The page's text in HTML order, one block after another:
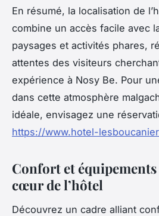
En résumé, la localisation de
combine un accès facile avec
paysages et activités phares,
attentes des visiteurs
expérience à Nosy Be. Pour
dans cette atmosphère
idéale, envisagez une
https://www.hotel-
Confort et
cœur de l’hôtel
Découvrez un cadre alliant